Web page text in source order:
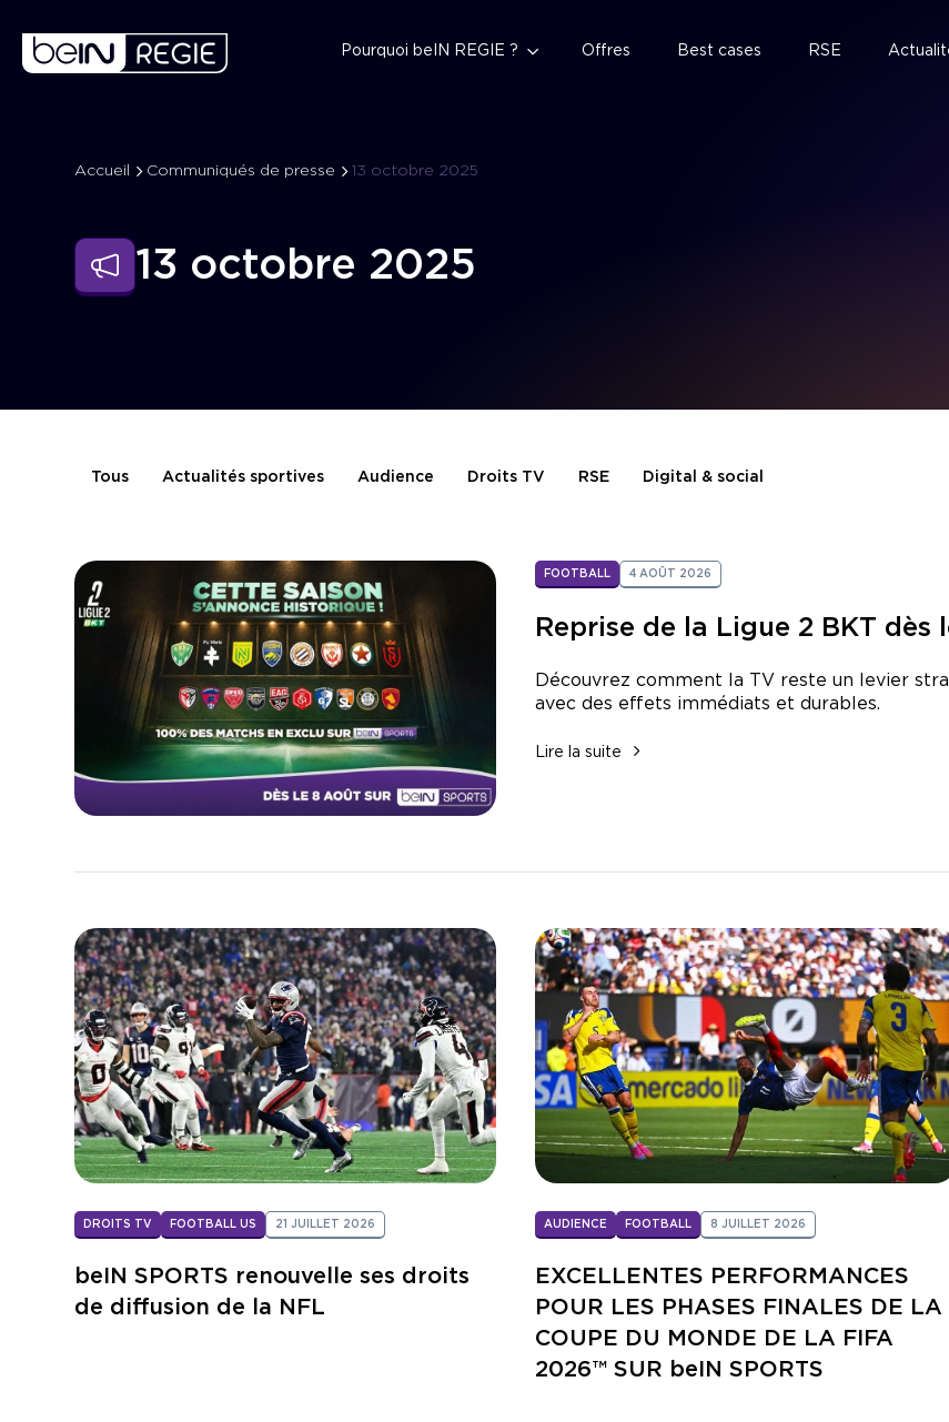
Pourquoi beIN REGIE ? Offres Best cases RSE
Accueil Communiqués de presse 13 octobre 2025
13 octobre 2025
Tous Actualités sportives Audience Droits TV RSE Digital & social
FOOTBALL 4 AOÛT 2026
Reprise de la Ligue 2 BKT dès
Découvrez comment la TV reste un levier
avec des effets immédiats et durables.
Lire la suite
DROITS TV FOOTBALL US 21 JUILLET 2026
beIN SPORTS renouvelle ses droits
de diffusion de la NFL
AUDIENCE FOOTBALL 8 JUILLET 2026
EXCELLENTES PERFORMANCES
POUR LES PHASES FINALES DE LA
COUPE DU MONDE DE LA FIFA
2026™ SUR beIN SPORTS